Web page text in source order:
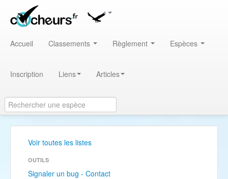
Accueil Classements Règlement Espèces
Inscription Liens Articles
Voir toutes les listes
OUTILS
Signaler un bug - Contact